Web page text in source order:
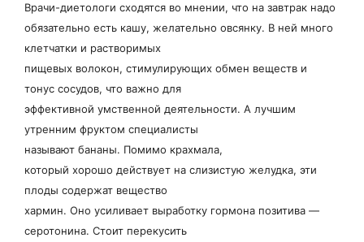
Врачи-диетологи сходятся во мнении, что на завтрак надо
обязательно есть кашу, желательно овсянку. В ней много
клетчатки и растворимых
пищевых волокон, стимулирующих обмен веществ и
тонус сосудов, что важно для
эффективной умственной деятельности. А лучшим
утренним фруктом специалисты
называют бананы. Помимо крахмала,
который хорошо действует на слизистую желудка, эти
плоды содержат вещество
хармин. Оно усиливает выработку гормона позитива —
серотонина. Стоит перекусить